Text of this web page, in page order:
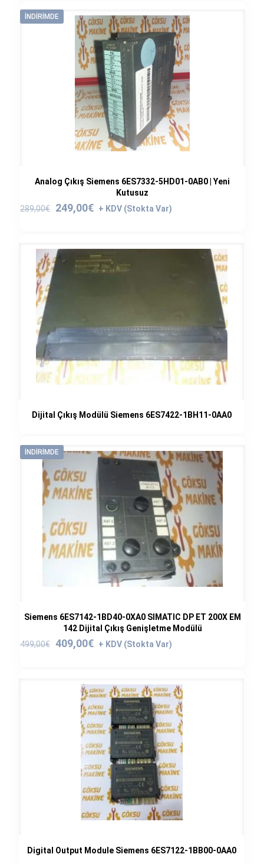
İNDIRIMDE
Analog Çıkış Siemens 6ES7332-5HD01-0AB0 | Yeni
Kutusuz
289,00€
Orijinal
249,00€
Şu
249,00€.
Dijital Çıkış Modülü Siemens 6ES7422-1BH11-0AA0
İNDIRIMDE
Siemens 6ES7142-1BD40-0XA0 SIMATIC DP ET 200X EM
142 Dijital Çıkış Genişletme Modülü
499,00€ Orijinal
409,00€
Şu
409,00€.
Digital Output Module Siemens 6ES7122-1BB00-0AA0